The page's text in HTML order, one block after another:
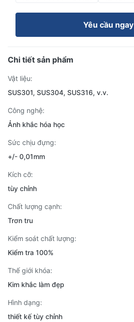
Yêu cầu ngay
Chi tiết sản phẩm
Vật liệu:
SUS301, SUS304, SUS316, v.v.
Công nghệ:
Ảnh khắc hóa học
Sức chịu đựng:
+/- 0,01mm
Kích cỡ:
tùy chỉnh
Chất lượng cạnh:
Trơn tru
Kiểm soát chất lượng:
Kiểm tra 100%
Thế giới khóa:
Kim khắc làm đẹp
Hình dạng:
thiết kế tùy chỉnh